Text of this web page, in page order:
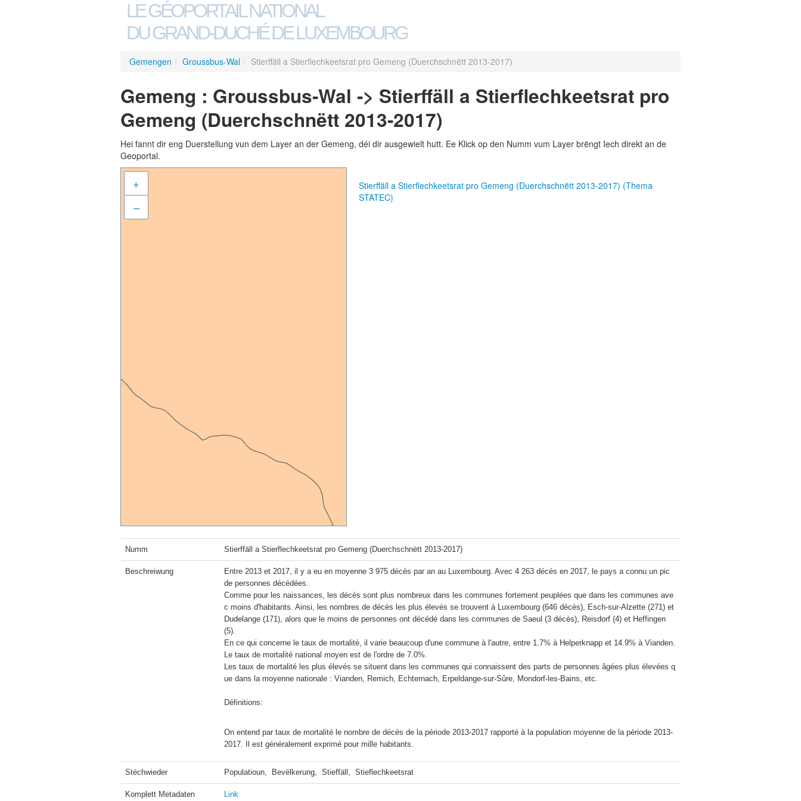
LE GÉOPORTAIL NATIONAL
DU GRAND-DUCHÉ DE LUXEMBOURG
Gemengen / Groussbus-Wal / Stierffäll a Stierflechkeetsrat pro Gemeng (Duerchschnëtt 2013-2017)
Gemeng : Groussbus-Wal -> Stierffäll a Stierflechkeetsrat pro
Gemeng (Duerchschnëtt 2013-2017)
Hei fannt dir eng Duerstellung vun dem Layer an der Gemeng, déi dir ausgewielt hutt. Ee Klick op den Numm vum Layer brëngt Iech direkt an de
Geoportal.
+
–
Stierffäll a Stierflechkeetsrat pro Gemeng (Duerchschnëtt 2013-2017) (Thema
STATEC)
Numm Stierffäll a Stierflechkeetsrat pro Gemeng (Duerchschnëtt 2013-2017)
Beschreiwung
Entre 2013 et 2017, il y a eu en moyenne 3 975 décès par an au Luxembourg. Avec 4 263 décès en 2017, le pays a connu un pic
de personnes décédées.
Comme pour les naissances, les décès sont plus nombreux dans les communes fortement peuplées que dans les communes ave
c moins d'habitants. Ainsi, les nombres de décès les plus élevés se trouvent à Luxembourg (646 décès), Esch-sur-Alzette (271) et
Dudelange (171), alors que le moins de personnes ont décédé dans les communes de Saeul (3 décès), Reisdorf (4) et Heffingen
(5).
En ce qui concerne le taux de mortalité, il varie beaucoup d'une commune à l'autre, entre 1.7% à Helperknapp et 14.9% à Vianden.
Le taux de mortalité national moyen est de l'ordre de 7.0%.
Les taux de mortalité les plus élevés se situent dans les communes qui connaissent des parts de personnes âgées plus élevées q
ue dans la moyenne nationale : Vianden, Remich, Echternach, Erpeldange-sur-Sûre, Mondorf-les-Bains, etc.
Définitions:
On entend par taux de mortalité le nombre de décès de la période 2013-2017 rapporté à la population moyenne de la période 2013-
2017. Il est généralement exprimé pour mille habitants.
Stëchwieder Populatioun,  Bevëlkerung,  Stieffäll,  Stieflechkeetsrat
Komplett Metadaten Link